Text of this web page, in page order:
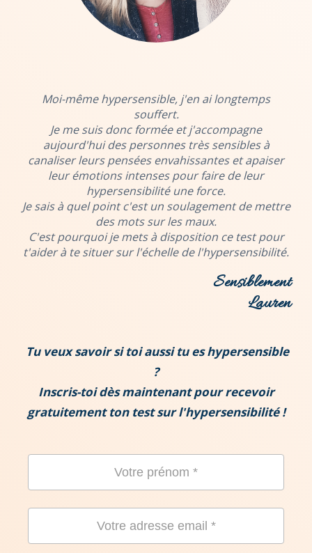
Moi-même hypersensible, j'en ai longtemps
souffert.
Je me suis donc formée et j'accompagne
aujourd'hui des personnes très sensibles à
canaliser leurs pensées envahissantes et apaiser
leur émotions intenses pour faire de leur
hypersensibilité une force.
Je sais à quel point c'est un soulagement de mettre
des mots sur les maux.
C'est pourquoi je mets à disposition ce test pour
t'aider à te situer sur l'échelle de l'hypersensibilité.
Sensiblement
Lauren
Tu veux savoir si toi aussi tu es hypersensible
?
Inscris-toi dès maintenant pour recevoir
gratuitement ton test sur l'hypersensibilité !